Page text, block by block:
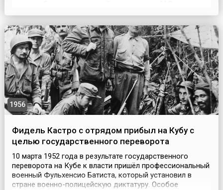
Аничковым. Сначала мост был деревянным. Однако в
время служил караульным местом, где проверяли
паспорта у лиц...
1956
Фидель Кастро с отрядом прибыл на Кубу с
целью государственного переворота
10 марта 1952 года в результате государственного
переворота на Кубе к власти пришёл профессиональный
военный Фульхенсио Батиста, который установил в
стране военно-полицейскую диктатуру. Особое